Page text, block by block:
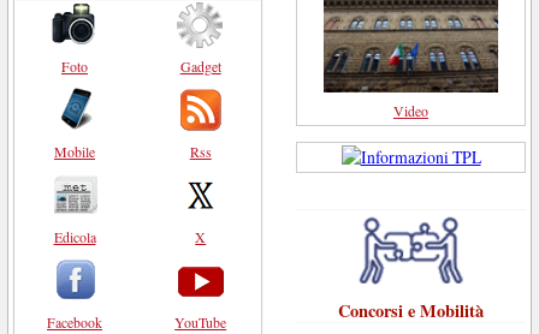
Foto
Mobile
Edicola
Facebook
Gadget
Rss
X
YouTube
Video
Concorsi e Mobilità